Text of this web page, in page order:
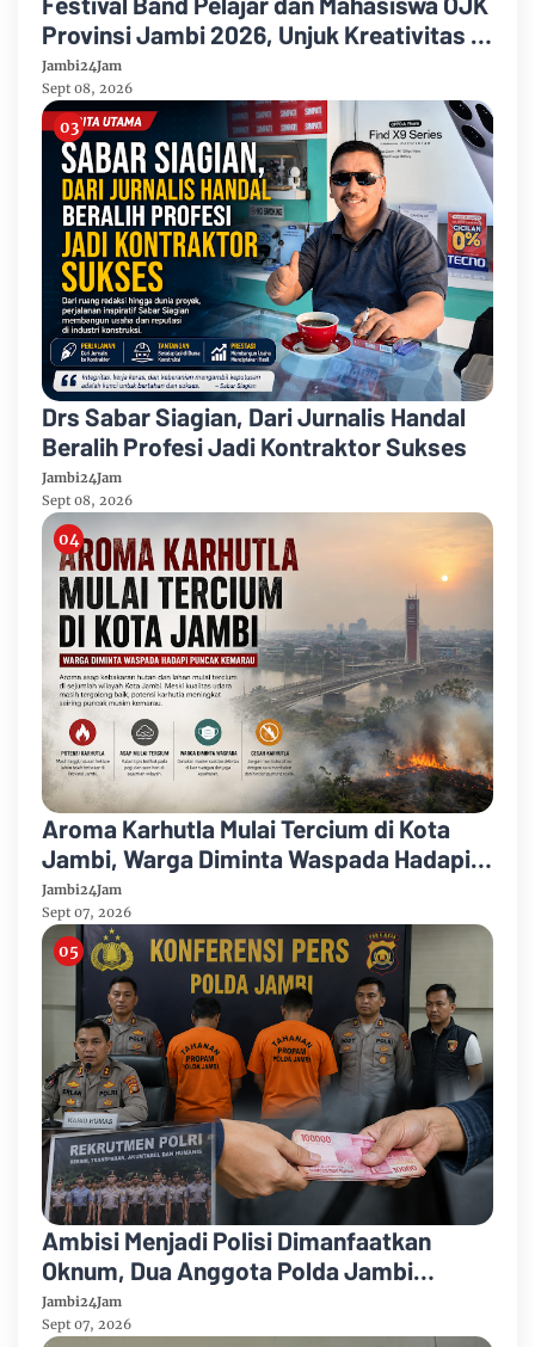
Provinsi Jambi 2026, Unjuk Kreativitas di
Taman Banjuran Budayo, Spontaneus
Band Raih Juara 2
Jambi24Jam
Sept 08, 2026
Drs Sabar Siagian, Dari Jurnalis Handal
Beralih Profesi Jadi Kontraktor Sukses
Jambi24Jam
Sept 08, 2026
Aroma Karhutla Mulai Tercium di Kota
Jambi, Warga Diminta Waspada Hadapi
Puncak Kemarau
Jambi24Jam
Sept 07, 2026
Ambisi Menjadi Polisi Dimanfaatkan
Oknum, Dua Anggota Polda Jambi
Diduga Tipu Calon Bintara dengan Janji
Kelulusan
Jambi24Jam
Sept 07, 2026